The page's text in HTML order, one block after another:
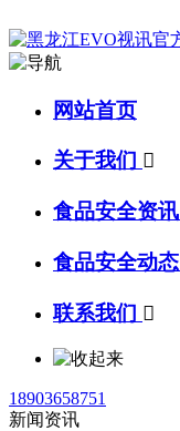
网站首页
关于我们 
食品安全资讯
食品安全动态
联系我们 
18903658751
新闻资讯